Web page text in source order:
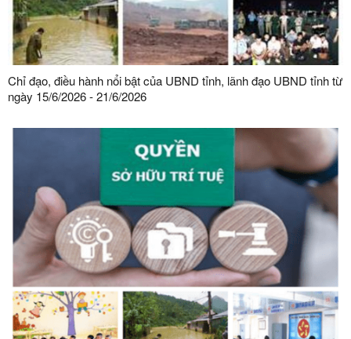
Chỉ đạo, điều hành nổi bật của UBND tỉnh, lãnh đạo UBND tỉnh từ
ngày 15/6/2026 - 21/6/2026